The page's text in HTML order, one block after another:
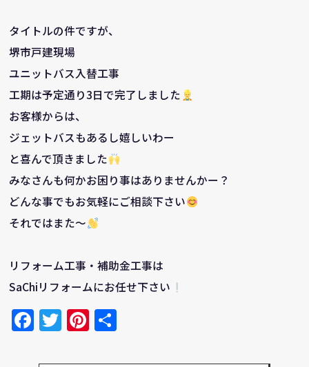
タイトルの件ですが、
堺市戸建現場
ユニットバス入替工事
工期は予定通り3日で完了しました
お客様からは、
ジェットバスもあるし嬉しいわー
と喜んで頂きました
みなさんも何かお困り事はありませんかー？
どんな事でもお気軽にご相談下さい
それではまた～
リフォーム工事・補助金工事は
SaChiリフォームにお任せ下さい
Facebook
TwitterPinterest